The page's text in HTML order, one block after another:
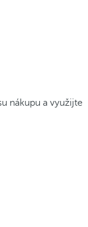
nákupu a využijte